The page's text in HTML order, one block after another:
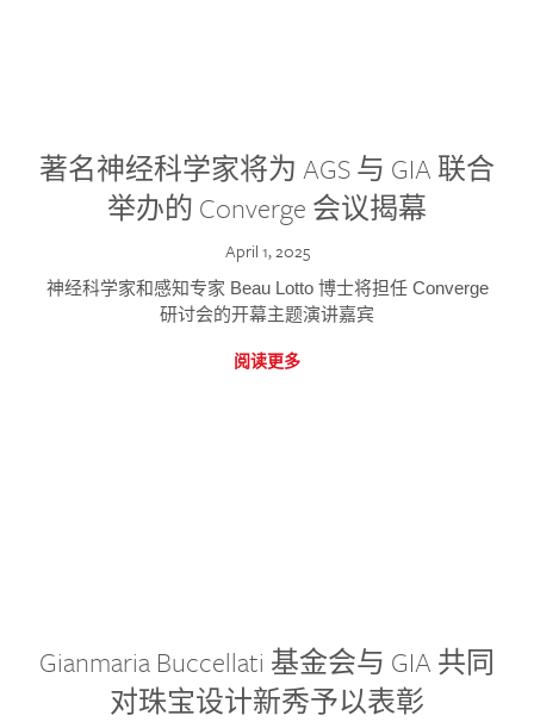
著名神经科学家将为 AGS 与 GIA 联合
举办的 Converge 会议揭幕
April 1, 2025
神经科学家和感知专家 Beau Lotto 博士将担任 Converge
研讨会的开幕主题演讲嘉宾
阅读更多
Gianmaria Buccellati 基金会与 GIA 共同
对珠宝设计新秀予以表彰